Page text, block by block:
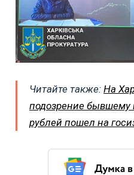
Читайте также: На
подозрение бывшему
рублей пошел на